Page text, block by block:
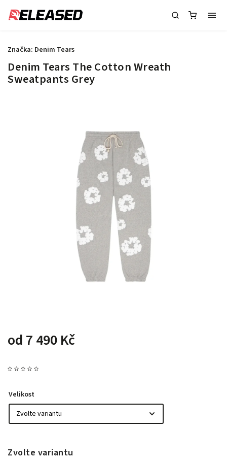
Denim Tears The Cotton Wreath
Sweatpants Grey
od 7 490 Kč
Značka: Denim Tears
Velikost
Zvolte variantu